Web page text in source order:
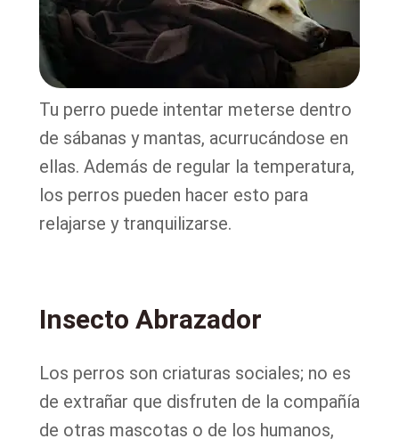
Tu perro puede intentar meterse dentro
de sábanas y mantas, acurrucándose en
ellas. Además de regular la temperatura,
los perros pueden hacer esto para
relajarse y tranquilizarse.
Insecto Abrazador
Los perros son criaturas sociales; no es
de extrañar que disfruten de la compañía
de otras mascotas o de los humanos,